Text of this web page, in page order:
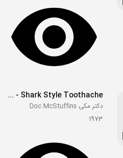
S01E18b - Shark Style Toothache
دکتر مکی Doc McStuffins
1973